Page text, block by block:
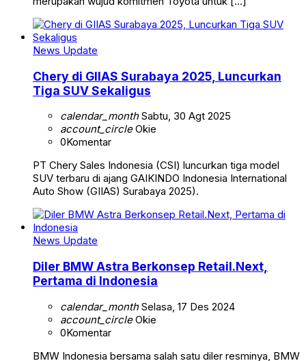
News Update
Chery di GIIAS Surabaya 2025, Luncurkan
Tiga SUV Sekaligus
calendar_monthSabtu, 30 Agt 2025
account_circleOkie
0Komentar
PT Chery Sales Indonesia (CSI) luncurkan tiga model
SUV terbaru di ajang GAIKINDO Indonesia International
Auto Show (GIIAS) Surabaya 2025).
News Update
Diler BMW Astra Berkonsep Retail.Next,
Pertama di Indonesia
calendar_monthSelasa, 17 Des 2024
account_circleOkie
0Komentar
BMW Indonesia bersama salah satu diler resminya, BMW